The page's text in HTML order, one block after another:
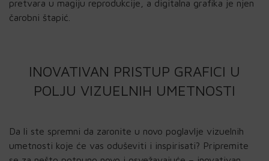
pretvara u magiju reprodukcije, a digitalna grafika je njen
čarobni štapić.
INOVATIVAN PRISTUP GRAFICI U
POLJU VIZUELNIH UMETNOSTI
Da li ste spremni da zaronite u novo poglavlje vizuelnih
umetnosti koje će vas oduševiti i inspirisati? Pripremite